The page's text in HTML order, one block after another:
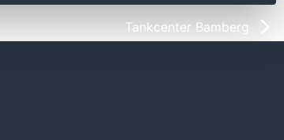
Tankcenter Bamberg